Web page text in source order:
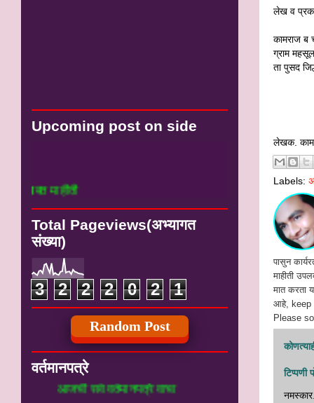
लेख व
कामराज
ग्राम
ता पुसद
लेखक.
Labels:
पासुन
माहीती
मात करता
आहे, keep
Please
टिप्पणी
Upcoming post on side
# सर्व निवडणुकी बाबत
# पालकमंत्री पांदण
Total Pageviews(अभ्यागत
संख्या)
3 2 2 2 0 2 1
Random Post
वर्तमानपत्रे
आजची सर्व वर्तमानपत्रे वाचा